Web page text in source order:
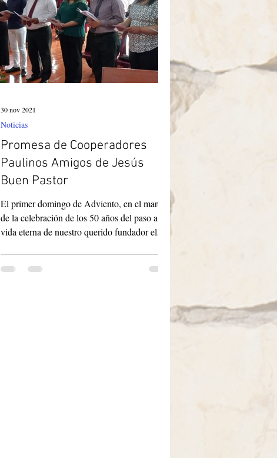
Promesa de Cooperadores
Paulinos Amigos de Jesús
Buen Pastor
El primer domingo de Adviento, en el marco
de la celebración de los 50 años del paso a la
vida eterna de nuestro querido fundador el...
Noticias
30 nov 2021